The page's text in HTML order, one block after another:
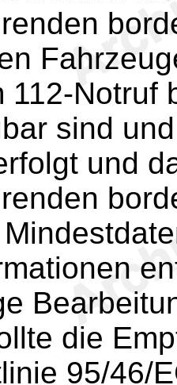
112-Notruf
sind
und
die
95/46/